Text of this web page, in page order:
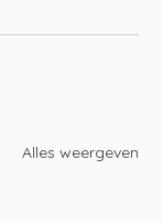
Alles weergeven